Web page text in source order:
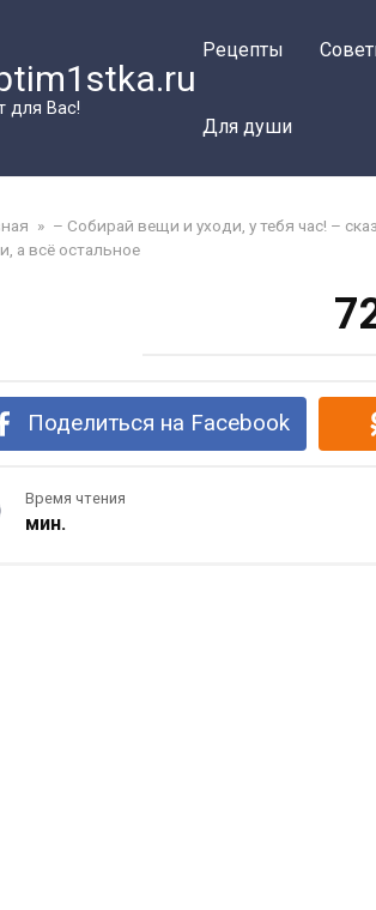
для Вас!
Рецепты
Для души
» – Собирай вещи и уходи, у тебя час! –
а всё остальное
Поделиться на Facebook
Время чтения
мин.